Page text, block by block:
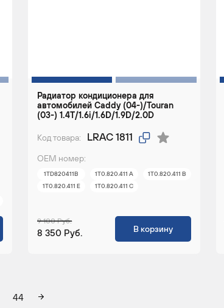
Радиатор кондиционера для
автомобилей Caddy (04-)/Touran
(03-) 1.4T/1.6i/1.6D/1.9D/2.0D
Код товара: LRAC 1811
ОЕМ номер:
1TD820411B 1T0.820.411 A
1T0.820.411 B
1T0.820.411 E
1T0.820.411 C
9 100 Руб.
8 350 Руб. В корзину
44